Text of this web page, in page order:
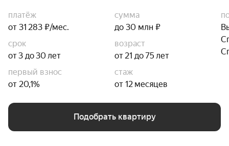
платёж
от 31 283 ₽/мес.
сумма
до 30 млн ₽
срок
от 3 до 30 лет
возраст
от 21 до 75 лет
первый взнос
от 20,1%
стаж
от 12 месяцев
Подобрать квартиру